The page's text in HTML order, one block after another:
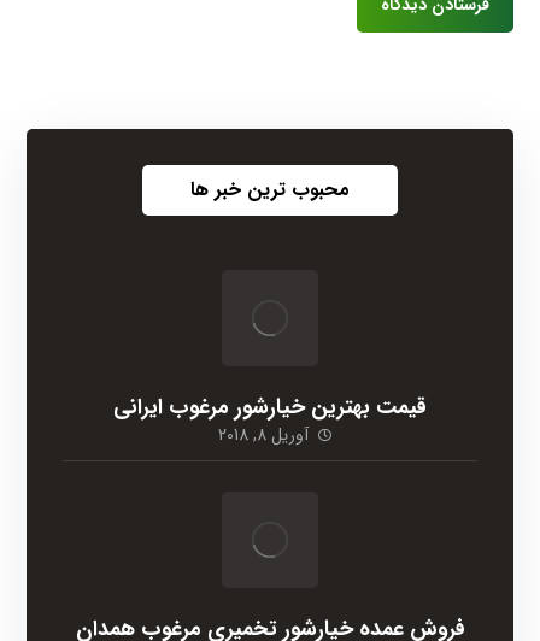
محبوب ترین خبر ها
قیمت بهترین خیارشور مرغوب ایرانی
آوریل 8, 2018
فروش عمده خیارشور تخمیری مرغوب همدان